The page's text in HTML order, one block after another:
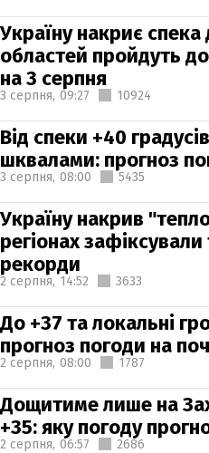
Україну накриє спека
областей пройдуть
на 3 серпня
3 серпня, 09:27 10924
Від спеки +40
шквалами: прогноз
3 серпня, 08:00 5435
Україну накрив
регіонах
рекорди
2 серпня, 14:52 3633
До +37 та локальні
прогноз погоди на
2 серпня, 08:00 1787
Дощитиме лише на
+35: яку погоду
2 серпня, 06:57 2686